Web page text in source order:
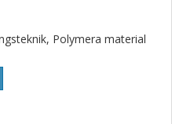
Polymera material